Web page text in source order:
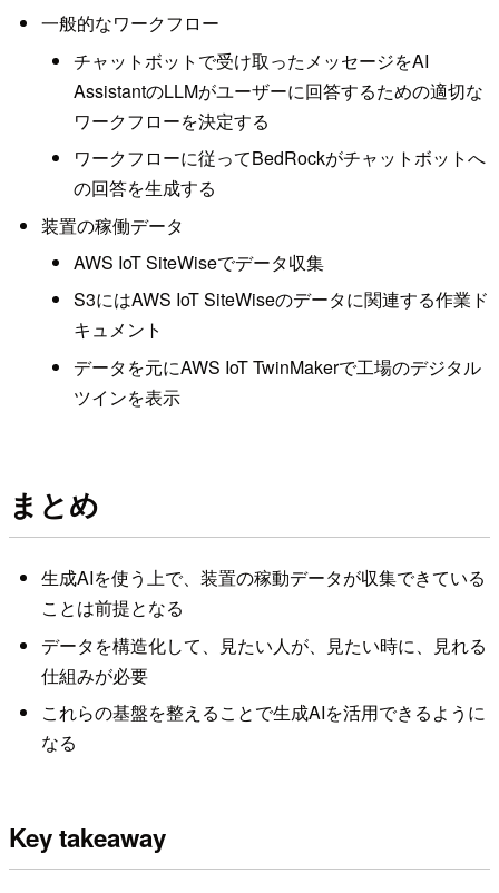
一般的なワークフロー
チャットボットで受け取ったメッセージをAI
AssistantのLLMがユーザーに回答するための適切な
ワークフローを決定する
ワークフローに従ってBedRockがチャットボットへ
の回答を生成する
装置の稼働データ
AWS IoT SiteWiseでデータ収集
S3にはAWS IoT SiteWiseのデータに関連する作業ド
キュメント
データを元にAWS IoT TwinMakerで工場のデジタル
ツインを表示
まとめ
生成AIを使う上で、装置の稼動データが収集できている
ことは前提となる
データを構造化して、見たい人が、見たい時に、見れる
仕組みが必要
これらの基盤を整えることで生成AIを活用できるように
なる
Key takeaway